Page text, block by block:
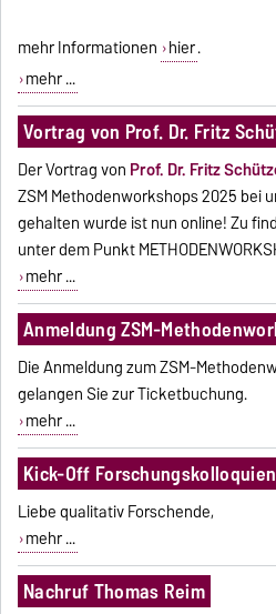
mehr Informationen hier.
mehr ...
Vortrag von Prof. Dr. Fritz
Der Vortrag von Prof. Dr. Fritz
ZSM Methodenworkshops 2025 bei
gehalten wurde ist nun online! Zu
unter dem Punkt
mehr ...
Anmeldung ZSM-
Die Anmeldung zum ZSM-
gelangen Sie zur Ticketbuchung.
mehr ...
Kick-Off Forschungskolloquien
Liebe qualitativ Forschende,
mehr ...
Nachruf Thomas Reim